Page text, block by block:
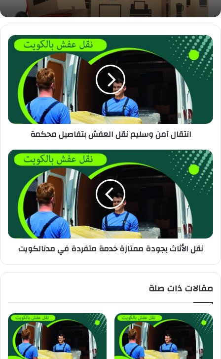
انتقال آمن وسليم نقل العفش بتفاصيل محكمة
نقل الأثاث بجودة ممتازة خدمة متفردة في مدنالكويت
مقالات ذات صلة